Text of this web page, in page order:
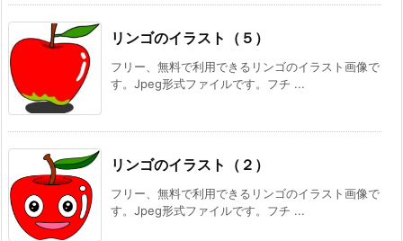
リンゴのイラスト（５）
フリー、無料で利用できるリンゴのイラスト画像で
す。Jpeg形式ファイルです。フチ ...
リンゴのイラスト（２）
フリー、無料で利用できるリンゴのイラスト画像で
す。Jpeg形式ファイルです。フチ ...